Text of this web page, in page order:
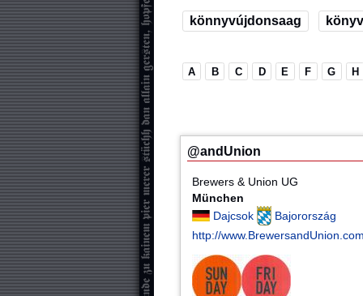
könnyvújdonsaag könyv
A B C D E F G H
@andUnion
Brewers & Union UG
München
Dajcsok
Bajorország
http://